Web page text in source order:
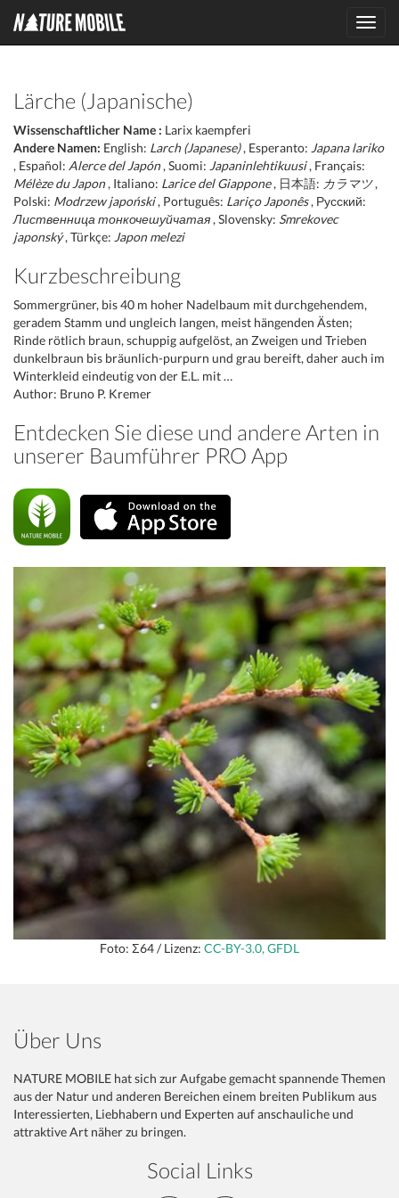
Lärche (Japanische)
Wissenschaftlicher Name : Larix kaempferi
Andere Namen: English: Larch (Japanese), Esperanto: Japana lariko
, Español: Alerce del Japón, Suomi: Japaninlehtikuusi, Français:
Mélèze du Japon, Italiano: Larice del Giappone, 日本語: カラマツ,
Polski: Modrzew japoński, Português: Lariço Japonês, Русский:
Лиственница тонкочешуйчатая , Slovensky: Smrekovec
japonský, Türkçe: Japon melezi
Kurzbeschreibung
Sommergrüner, bis 40 m hoher Nadelbaum mit durchgehendem,
geradem Stamm und ungleich langen, meist hängenden Ästen;
Rinde rötlich braun, schuppig aufgelöst, an Zweigen und Trieben
dunkelbraun bis bräunlich-purpurn und grau bereift, daher auch im
Winterkleid eindeutig von der E.L. mit …
Author: Bruno P. Kremer
Entdecken Sie diese und andere Arten in
unserer Baumführer PRO App
Foto: Σ64 / Lizenz: CC-BY-3.0, GFDL
Über Uns
NATURE MOBILE hat sich zur Aufgabe gemacht spannende Themen
aus der Natur und anderen Bereichen einem breiten Publikum aus
Interessierten, Liebhabern und Experten auf anschauliche und
attraktive Art näher zu bringen.
Social Links